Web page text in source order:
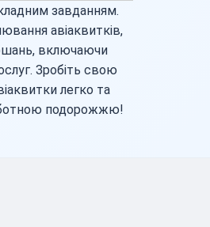
завданням.
авіаквитків,
включаючи
Зробіть свою
легко та
подорожжю!